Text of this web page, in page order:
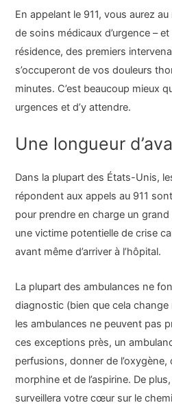
En appelant le 911, vous aurez
de soins médicaux d’urgence –
résidence, des premiers
s’occuperont de vos douleurs
minutes. C’est beaucoup mieux
urgences et d’y attendre.
Une longueur
Dans la plupart des États-Unis,
répondent aux appels au 911
pour prendre en charge un
une victime potentielle de crise
avant même d’arriver à l’hôpital.
La plupart des ambulances ne
diagnostic (bien que cela
les ambulances ne peuvent pas
ces exceptions près, un
perfusions, donner de
morphine et de l’aspirine. De
surveillera votre cœur sur le